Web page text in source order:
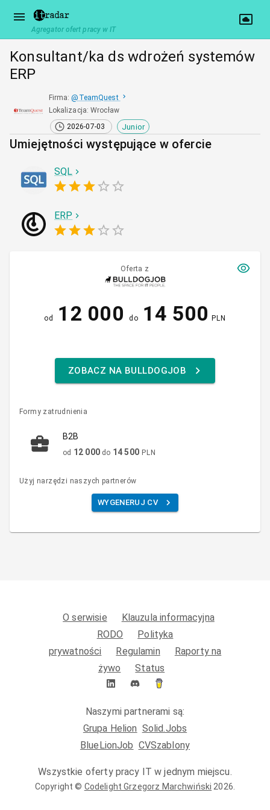
Agregator ofert pracy w IT
Konsultant/ka ds wdrożeń systemów
ERP
Firma: @ TeamQuest
Lokalizacja:Wrocław
2026-07-03
Junior
Umiejętności występujące w ofercie
SQL
ERP
Oferta z
od 12 000 do 14 500 PLN
ZOBACZ NA BULLDOGJOB
Formy zatrudnienia
B2B
od 12 000 do 14 500 PLN
Użyj narzędzi naszych partnerów
WYGENERUJ CV
O serwisie
Klauzula informacyjna
RODO
Polityka
prywatności
Regulamin
Raporty na
żywo
Status
Naszymi partnerami są:
Grupa Helion Solid.Jobs
BlueLionJob CVSzablony
Wszystkie oferty pracy IT w jednym miejscu.
Copyright © Codelight Grzegorz Marchwiński 2026